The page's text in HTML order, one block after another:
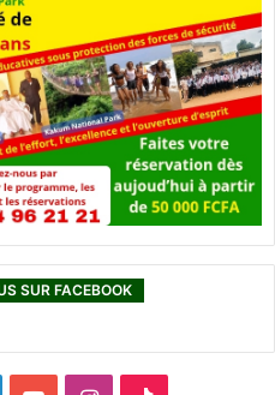
SUR FACEBOOK